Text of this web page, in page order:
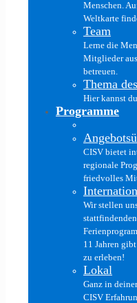
Menschen.
Weltkarte
Team
Lerne die
Mitglieder
betreuen.
Thema
Hier kannst
Programme
CISV bietet
regionale
friedvolles
Wir stellen
11 Jahren
zu erleben!
Lokal
Ganz in
CISV